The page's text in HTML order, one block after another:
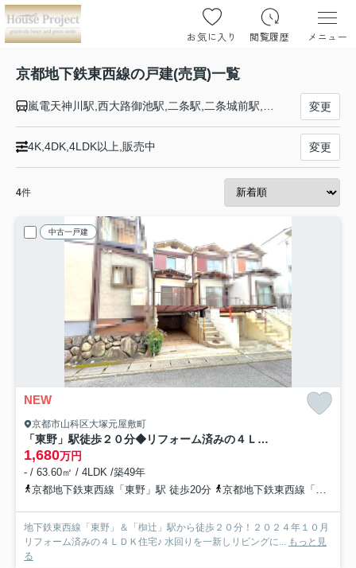
お気に入り 閲覧履歴 メニュー
京都地下鉄東西線の戸建(売買)一覧
嵐電天神川駅,西大路御池駅,二条駅,二条城前駅,烏丸御池駅,京都市役所前駅,三条駅,東山駅,蹴上駅,御陵駅,山科駅,東野駅,椥辻駅,小野駅,醍醐駅,石田駅,六地蔵駅 変更
4K,4DK,4LDK以上,販売中 変更
4件
中古一戸建
NEW
京都市山科区大塚元屋敷町
「東野」駅徒歩２０分◆リフォーム済みの４ＬＤＫ◆堀込車庫ありで駐車１台可能◆山科区大塚元屋敷町
1,680万円
- / 63.60㎡ / 4LDK /築49年
京都地下鉄東西線「東野」駅 徒歩20分
京都地下鉄東西線「椥辻」駅 徒歩20分
地下鉄東西線「東野」＆「椥辻」駅から徒歩２０分！２０２４年１０月
リフォーム済みの４ＬＤＫ住宅♪ 水回りを一新しリビングに...
もっと見
る